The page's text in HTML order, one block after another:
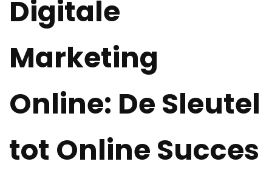
Digitale
Marketing
Online: De Sleutel
tot Online Succes